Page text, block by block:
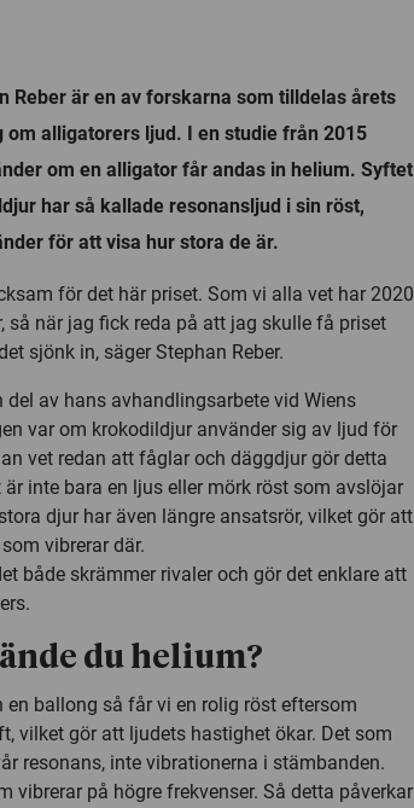
Reber är en av forskarna som tilldelas årets
alligatorers ljud. I en studie från 2015
om en alligator får andas in helium. Syftet
har så kallade resonansljud i sin röst,
för att visa hur stora de är.
för det här priset. Som vi alla vet har 2020
så när jag fick reda på att jag skulle få priset
sjönk in, säger Stephan Reber.
av hans avhandlingsarbete vid Wiens
var om krokodildjur använder sig av ljud för
vet redan att fåglar och däggdjur gör detta
inte bara en ljus eller mörk röst som avslöjar
djur har även längre ansatsrör, vilket gör att
vibrerar där.
både skrämmer rivaler och gör det enklare att
du helium?
ballong så får vi en rolig röst eftersom
vilket gör att ljudets hastighet ökar. Det som
resonans, inte vibrationerna i stämbanden.
vibrerar på högre frekvenser. Så detta påverkar